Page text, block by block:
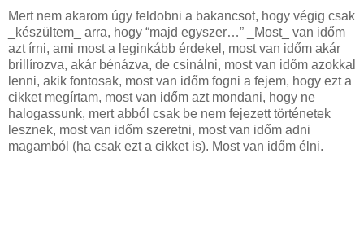
Mert nem akarom úgy feldobni a bakancsot, hogy végig csak
_készültem_ arra, hogy “majd egyszer…” _Most_ van időm
azt írni, ami most a leginkább érdekel, most van időm akár
brillírozva, akár bénázva, de csinálni, most van időm azokkal
lenni, akik fontosak, most van időm fogni a fejem, hogy ezt a
cikket megírtam, most van időm azt mondani, hogy ne
halogassunk, mert abból csak be nem fejezett történetek
lesznek, most van időm szeretni, most van időm adni
magamból (ha csak ezt a cikket is). Most van időm élni.